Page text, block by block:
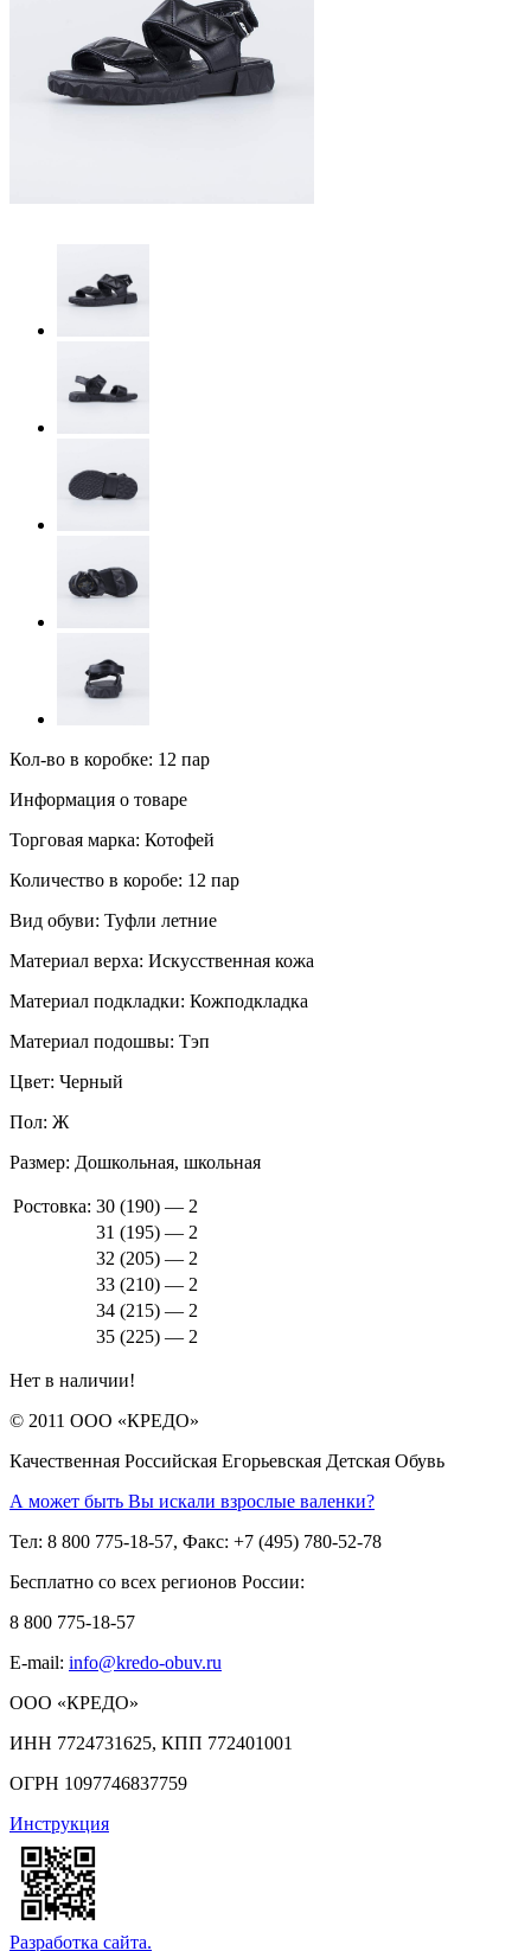
Кол-во в коробке: 12 пар
Информация о товаре
Торговая марка: Котофей
Количество в коробе: 12 пар
Вид обуви: Туфли летние
Материал верха: Искусственная кожа
Материал подкладки: Кожподкладка
Материал подошвы: Тэп
Цвет: Черный
Пол: Ж
Размер: Дошкольная, школьная
Ростовка: 30 (190) — 2
31 (195) — 2
32 (205) — 2
33 (210) — 2
34 (215) — 2
35 (225) — 2
Нет в наличии!
© 2011 ООО «КРЕДО»
Качественная Российская Егорьевская Детская Обувь
А может быть Вы искали взрослые валенки?
Тел: 8 800 775-18-57, Факс: +7 (495) 780-52-78
Бесплатно со всех регионов России:
8 800 775-18-57
E-mail: info@kredo-obuv.ru
ООО «КРЕДО»
ИНН 7724731625, КПП 772401001
ОГРН 1097746837759
Инструкция
Разработка сайта.